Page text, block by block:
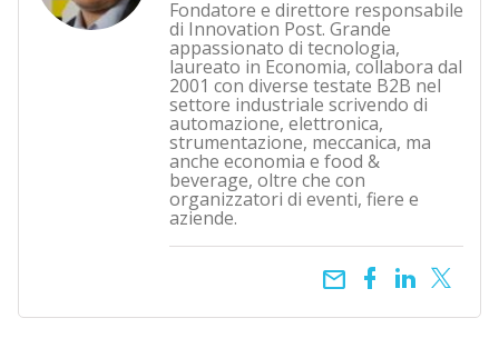
Fondatore e direttore responsabile
di Innovation Post. Grande
appassionato di tecnologia,
laureato in Economia, collabora dal
2001 con diverse testate B2B nel
settore industriale scrivendo di
automazione, elettronica,
strumentazione, meccanica, ma
anche economia e food &
beverage, oltre che con
organizzatori di eventi, fiere e
aziende.
email